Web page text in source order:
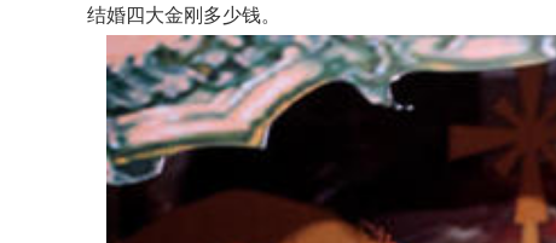
结婚四大金刚多少钱。